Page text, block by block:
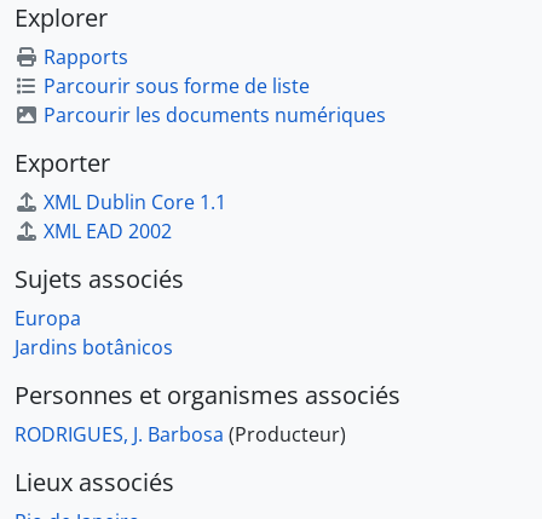
Explorer
Rapports
Parcourir sous forme de liste
Parcourir les documents numériques
Exporter
XML Dublin Core 1.1
XML EAD 2002
Sujets associés
Europa
Jardins botânicos
Personnes et organismes associés
RODRIGUES, J. Barbosa (Producteur)
Lieux associés